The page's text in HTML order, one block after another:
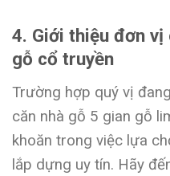
4. Giới thiệu đơn vị
gỗ cổ truyền
Trường hợp quý vị
căn nhà gỗ 5 gian gỗ
khoăn trong việc lựa
lắp dựng uy tín. Hãy